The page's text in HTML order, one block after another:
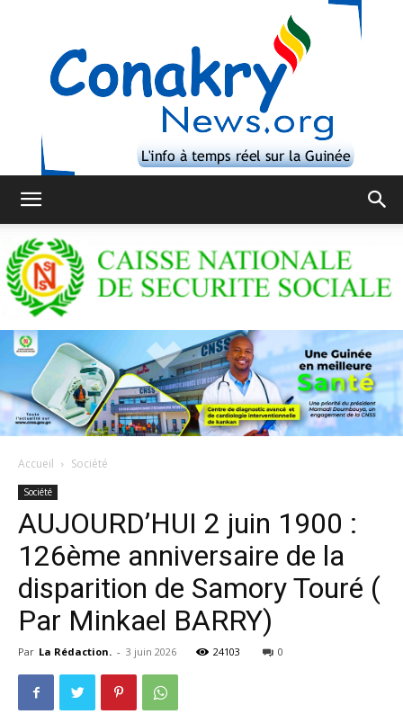
Accueil Société
Société
AUJOURD’HUI 2 juin 1900 :
126ème anniversaire de la
disparition de Samory Touré (
Par Minkael BARRY)
Par La Rédaction. - 3 juin 2026 24103 0